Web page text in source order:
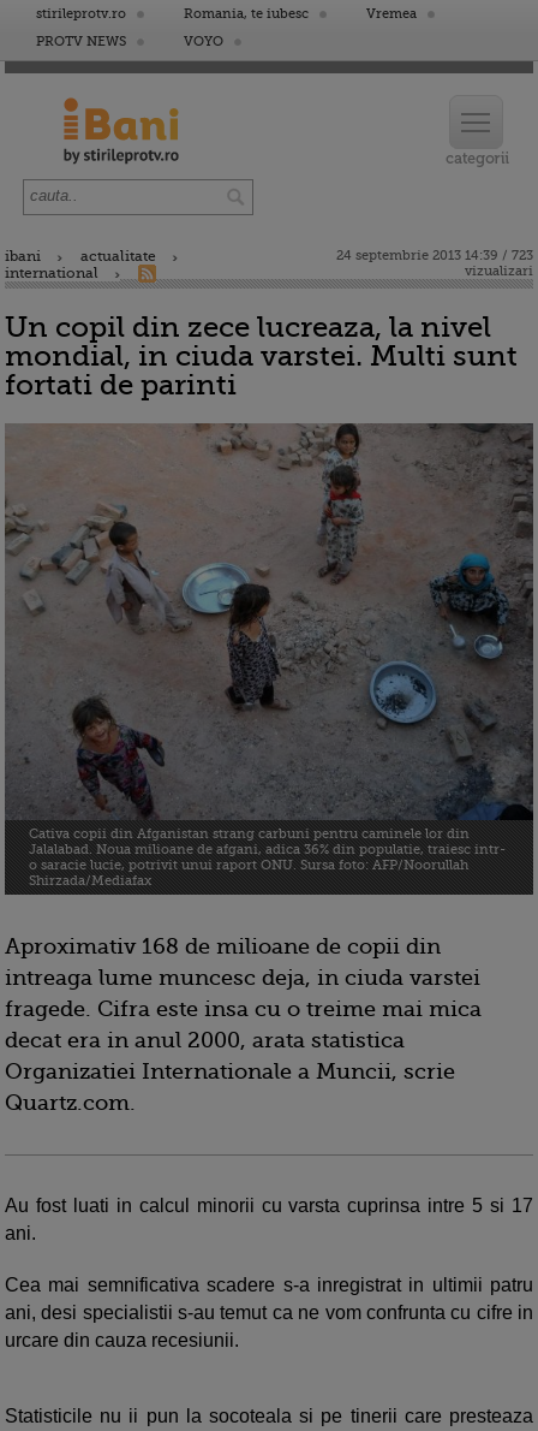
stirileprotv.ro Romania, te iubesc
Vremea
PROTV NEWS
VOYO
ibani
actualitate
international
24 septembrie 2013 14:39 / 723
vizualizari
Un copil din zece lucreaza, la nivel
mondial, in ciuda varstei. Multi sunt
fortati de parinti
Cativa copii din Afganistan strang carbuni pentru caminele lor din
Jalalabad. Noua milioane de afgani, adica 36% din populatie, traiesc intr-
o saracie lucie, potrivit unui raport ONU. Sursa foto: AFP/Noorullah
Shirzada/Mediafax
Aproximativ 168 de milioane de copii din
intreaga lume muncesc deja, in ciuda varstei
fragede. Cifra este insa cu o treime mai mica
decat era in anul 2000, arata statistica
Organizatiei Internationale a Muncii, scrie
Quartz.com.
Au fost luati in calcul minorii cu varsta cuprinsa intre 5 si 17
ani.
Cea mai semnificativa scadere s-a inregistrat in ultimii patru
ani, desi specialistii s-au temut ca ne vom confrunta cu cifre in
urcare din cauza recesiunii.
Statisticile nu ii pun la socoteala si pe tinerii care presteaza